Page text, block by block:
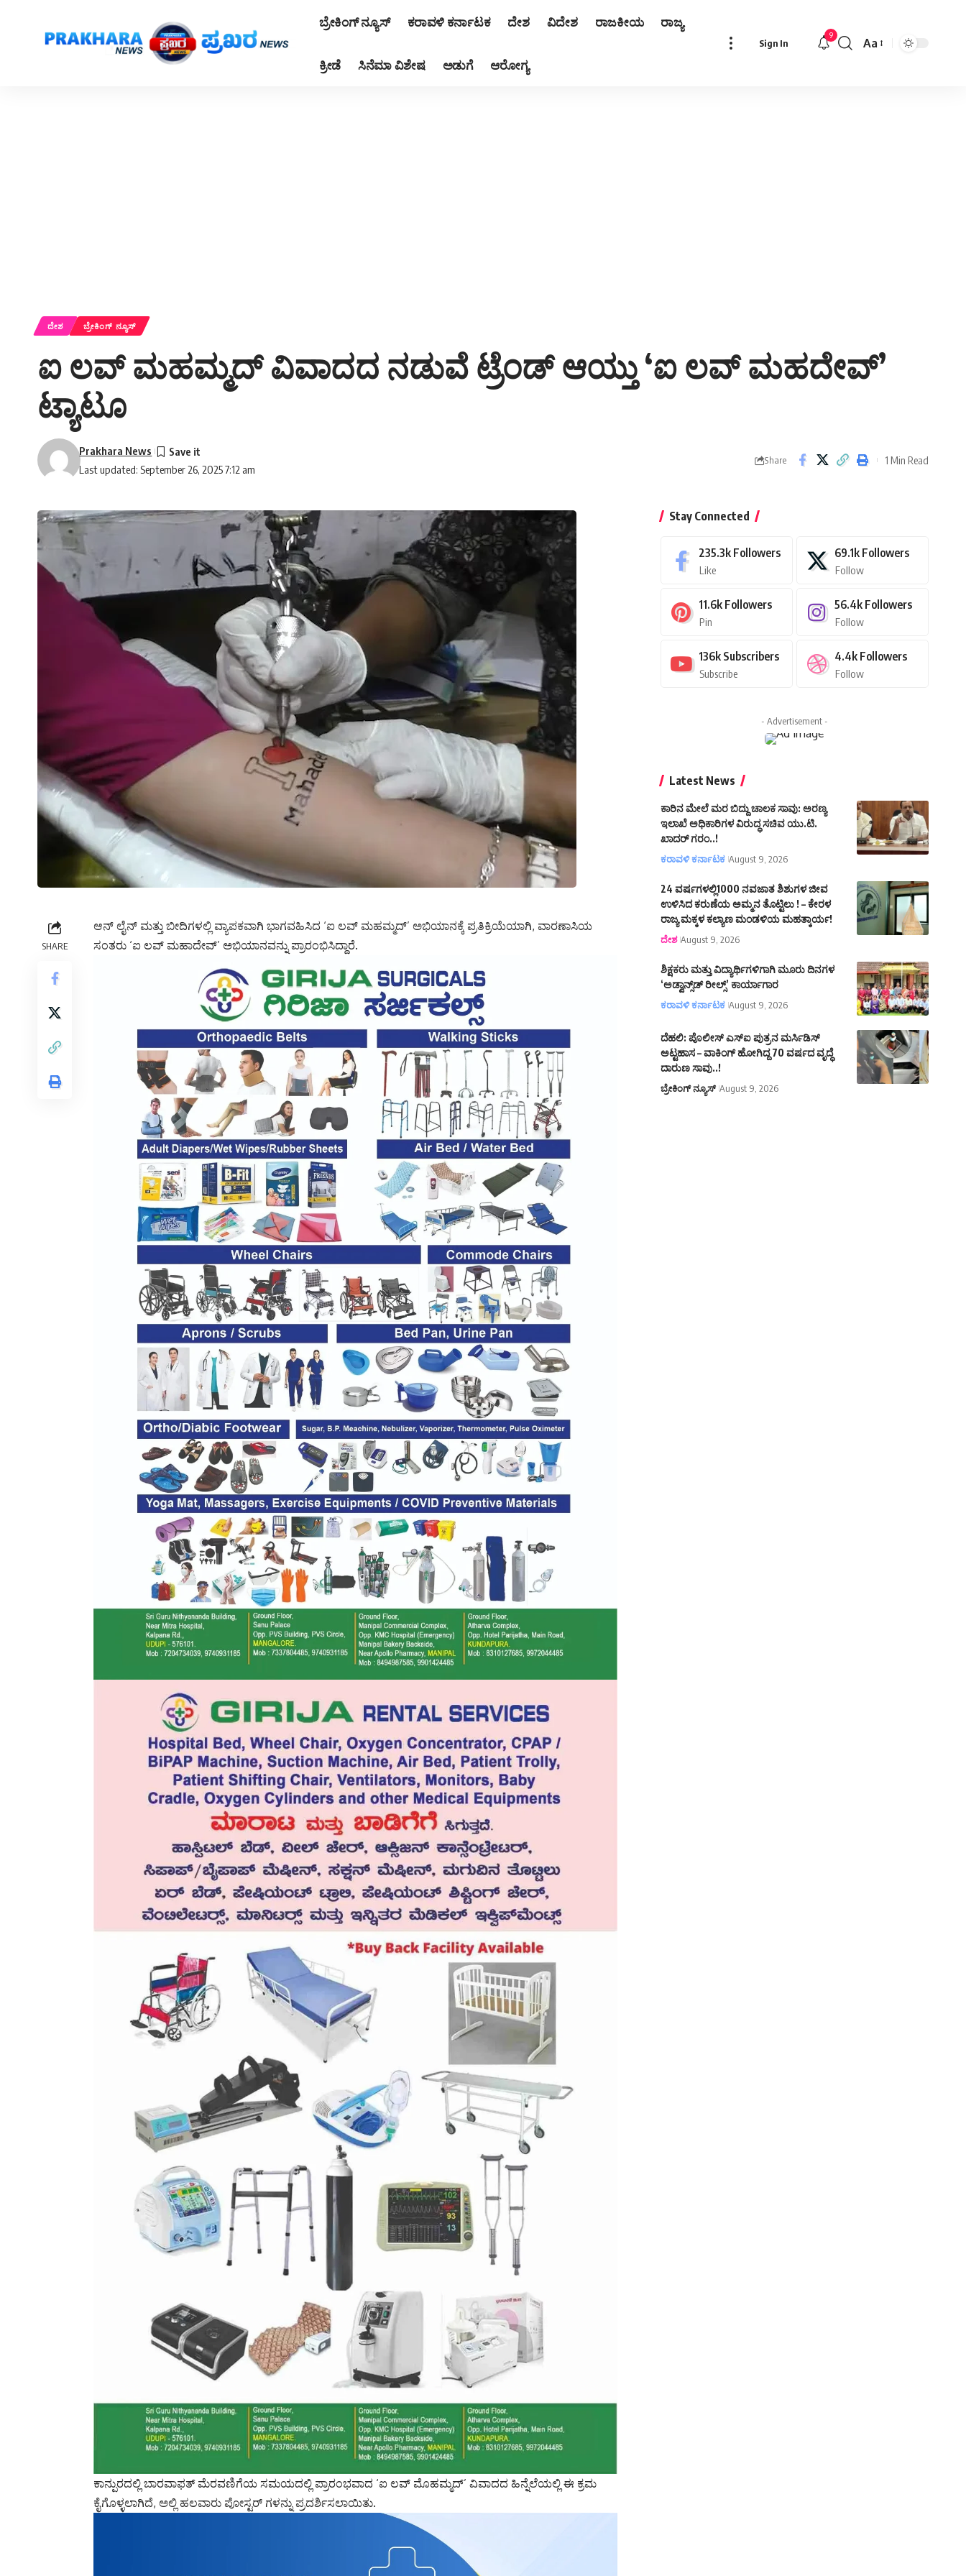
ಬ್ರೇಕಿಂಗ್ ನ್ಯೂಸ್ ಕರಾವಳಿ ಕರ್ನಾಟಕ ದೇಶ ವಿದೇಶ ರಾಜಕೀಯ ರಾಜ್ಯ
ಕ್ರೀಡೆ ಸಿನೆಮಾ ವಿಶೇಷ ಅಡುಗೆ ಆರೋಗ್ಯ
Sign In
9
Font
Aa
ದೇಶ ಬ್ರೇಕಿಂಗ್ ನ್ಯೂಸ್
ಐ ಲವ್ ಮಹಮ್ಮದ್ ವಿವಾದದ ನಡುವೆ ಟ್ರೆಂಡ್ ಆಯ್ತು ‘ಐ ಲವ್ ಮಹದೇವ್’
ಟ್ಯಾಟೂ
Last updated: September 26, 2025 7:12 am
Prakhara News
Share 1 Min Read
SHARE
ಆನ್ ಲೈನ್ ಮತ್ತು ಬೀದಿಗಳಲ್ಲಿ ವ್ಯಾಪಕವಾಗಿ ಭಾಗವಹಿಸಿದ ‘ಐ ಲವ್ ಮಹಮ್ಮದ್’ ಅಭಿಯಾನಕ್ಕೆ ಪ್ರತಿಕ್ರಿಯೆಯಾಗಿ, ವಾರಣಾಸಿಯ
ಸಂತರು ‘ಐ ಲವ್ ಮಹಾದೇವ್’ ಅಭಿಯಾನವನ್ನು ಪ್ರಾರಂಭಿಸಿದ್ದಾರೆ.
ಕಾನ್ಪುರದಲ್ಲಿ ಬಾರವಾಫತ್ ಮೆರವಣಿಗೆಯ ಸಮಯದಲ್ಲಿ ಪ್ರಾರಂಭವಾದ ‘ಐ ಲವ್ ಮೊಹಮ್ಮದ್’ ವಿವಾದದ ಹಿನ್ನೆಲೆಯಲ್ಲಿ ಈ ಕ್ರಮ
ಕೈಗೊಳ್ಳಲಾಗಿದೆ, ಅಲ್ಲಿ ಹಲವಾರು ಪೋಸ್ಟರ್ ಗಳನ್ನು ಪ್ರದರ್ಶಿಸಲಾಯಿತು.
Stay Connected
235.3k Followers
Like
69.1k Followers
Follow
11.6k Followers
Pin
56.4k Followers
Follow
136k Subscribers
Subscribe
4.4k Followers
Follow
- Advertisement -
Latest News
ಕಾರಿನ ಮೇಲೆ ಮರ ಬಿದ್ದು ಚಾಲಕ ಸಾವು: ಅರಣ್ಯ
ಇಲಾಖೆ ಅಧಿಕಾರಿಗಳ ವಿರುದ್ಧ ಸಚಿವ ಯು.ಟಿ.
ಖಾದರ್ ಗರಂ..!
ಕರಾವಳಿ ಕರ್ನಾಟಕ August 9, 2026
24 ವರ್ಷಗಳಲ್ಲಿ1000 ನವಜಾತ ಶಿಶುಗಳ ಜೀವ
ಉಳಿಸಿದ ಕರುಣೆಯ ಅಮ್ಮನ ತೊಟ್ಟಿಲು ! – ಕೇರಳ
ರಾಜ್ಯ ಮಕ್ಕಳ ಕಲ್ಯಾಣ ಮಂಡಳಿಯ ಮಹತ್ಕಾರ್ಯ!
ದೇಶ August 9, 2026
ಶಿಕ್ಷಕರು ಮತ್ತು ವಿದ್ಯಾರ್ಥಿಗಳಿಗಾಗಿ ಮೂರು ದಿನಗಳ
‘ಅಡ್ವಾನ್ಸ್‌ಡ್ ರೀಲ್ಸ್’ ಕಾರ್ಯಾಗಾರ
ಕರಾವಳಿ ಕರ್ನಾಟಕ August 9, 2026
ದೆಹಲಿ: ಪೊಲೀಸ್ ಎಸ್‌ಐ ಪುತ್ರನ ಮರ್ಸಿಡಿಸ್
ಅಟ್ಟಹಾಸ – ವಾಕಿಂಗ್ ಹೋಗಿದ್ದ 70 ವರ್ಷದ ವೃದ್ಧೆ
ದಾರುಣ ಸಾವು..!
ಬ್ರೇಕಿಂಗ್ ನ್ಯೂಸ್ August 9, 2026